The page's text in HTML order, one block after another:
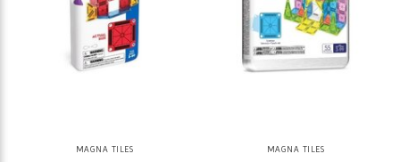
MAGNA TILES MAGNA TILES